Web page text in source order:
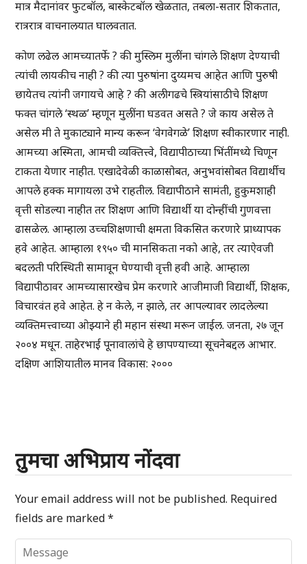
मात्र मैदानांवर फुटबॉल, बास्केटबॉल खेळतात, तबला-सतार शिकतात,
रात्ररात्र वाचनालयात घालवतात.
कोण लढेल आमच्यातर्फे ? की मुस्लिम मुलींना चांगले शिक्षण देण्याची
त्यांची लायकीच नाही ? की त्या पुरुषांना दुय्यमच आहेत आणि पुरुषी
छायेतच त्यांनी जगायचे आहे ? की अलीगढचे स्त्रियांसाठीचे शिक्षण
फक्त चांगले ‘स्थळ’ म्हणून मुलींना घडवत असते ? जे काय असेल ते
असेल मी ते मुकाट्याने मान्य करून ‘वेगवेगळे’ शिक्षण स्वीकारणार नाही.
आमच्या अस्मिता, आमची व्यक्तित्त्वे, विद्यापीठाच्या भिंतींमध्ये चिणून
टाकता येणार नाहीत. एखादेवेळी काळासोबत, अनुभवांसोबत विद्यार्थीच
आपले हक्क मागायला उभे राहतील. विद्यापीठाने सामंती, हुकुमशाही
वृत्ती सोडल्या नाहीत तर शिक्षण आणि विद्यार्थी या दोन्हींची गुणवत्ता
ढासळेल. आम्हाला उच्चशिक्षणाची क्षमता विकसित करणारे प्राध्यापक
हवे आहेत. आम्हाला १९५० ची मानसिकता नको आहे, तर त्याऐवजी
बदलती परिस्थिती सामावून घेण्याची वृत्ती हवी आहे. आम्हाला
विद्यापीठावर आमच्यासारखेच प्रेम करणारे आजीमाजी विद्यार्थी, शिक्षक,
विचारवंत हवे आहेत. हे न केले, न झाले, तर आपल्यावर लादलेल्या
व्यक्तिमत्त्वाच्या ओझ्याने ही महान संस्था मरून जाईल. जनता, २७ जून
२००४ मधून. ताहेरभाई पूनावालांचे हे छापण्याच्या सूचनेबद्दल आभार.
दक्षिण आशियातील मानव विकास: २०००
तुमचा अभिप्राय नोंदवा
Your email address will not be published. Required
fields are marked*